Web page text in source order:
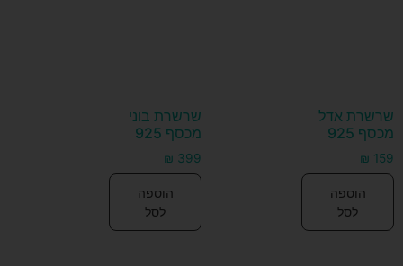
שרשרת אדל
מכסף 925
₪ 159
הוספה
לסל
שרשרת בוני
מכסף 925
₪ 399
הוספה
לסל